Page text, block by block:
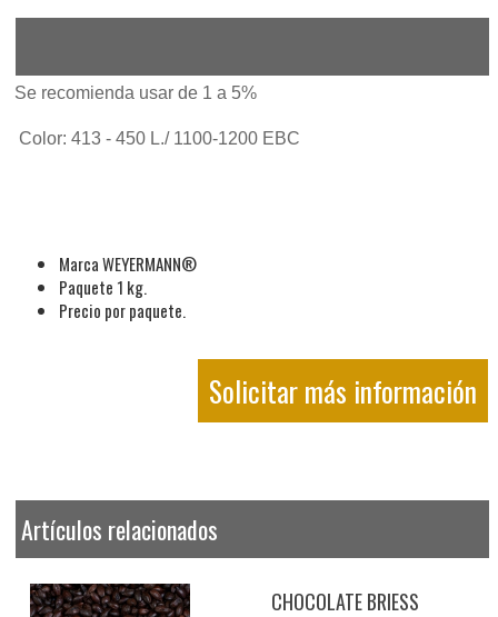
Se recomienda usar de 1 a 5%
Color: 413 - 450 L./ 1100-1200 EBC
Marca WEYERMANN®
Paquete 1 kg.
Precio por paquete.
Solicitar más información
Artículos relacionados
CHOCOLATE BRIESS